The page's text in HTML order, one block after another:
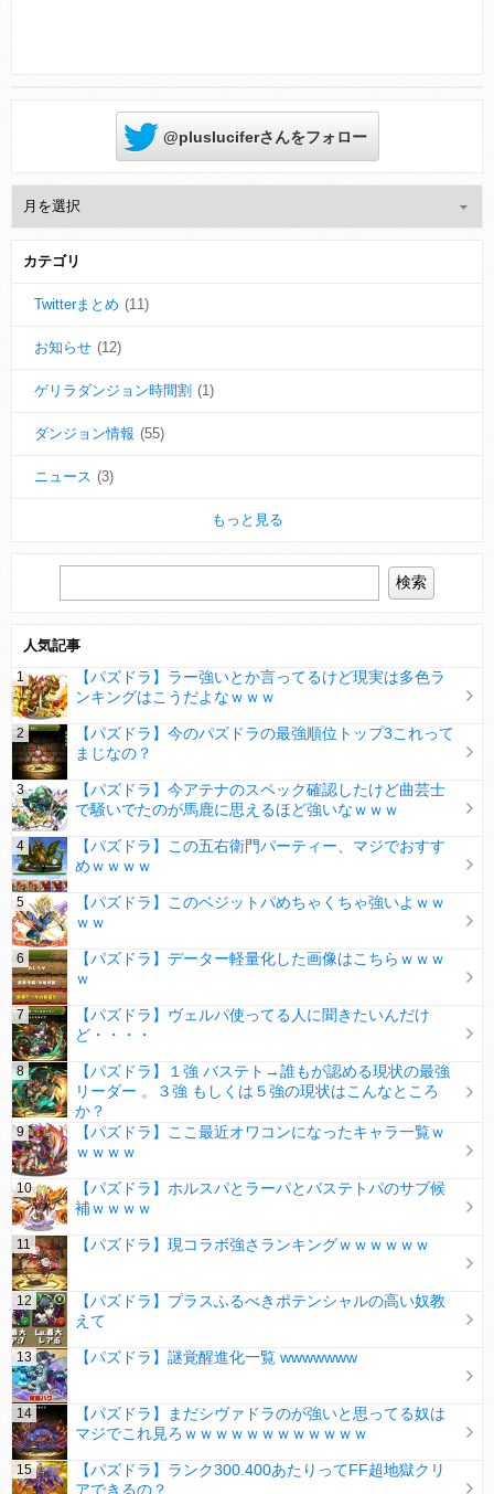
@plusluciferさんをフォロー
カテゴリ
Twitterまとめ (11)
お知らせ (12)
ゲリラダンジョン時間割 (1)
ダンジョン情報 (55)
ニュース (3)
もっと見る
人気記事
【パズドラ】ラー強いとか言ってるけど現実は多色ラ
ンキングはこうだよなｗｗｗ
【パズドラ】今のパズドラの最強順位トップ3これって
まじなの？
【パズドラ】今アテナのスペック確認したけど曲芸士
で騒いでたのが馬鹿に思えるほど強いなｗｗｗ
【パズドラ】この五右衛門パーティー、マジでおすす
めｗｗｗｗ
【パズドラ】このベジットパめちゃくちゃ強いよｗｗ
ｗｗ
【パズドラ】データー軽量化した画像はこちらｗｗｗ
ｗ
【パズドラ】ヴェルパ使ってる人に聞きたいんだけ
ど・・・・
【パズドラ】１強 バステト→誰もが認める現状の最強
リーダー 。３強 もしくは５強の現状はこんなところ
か？
【パズドラ】ここ最近オワコンになったキャラ一覧ｗ
ｗｗｗｗ
【パズドラ】ホルスパとラーパとバステトパのサブ候
補ｗｗｗｗ
【パズドラ】現コラボ強さランキングｗｗｗｗｗｗ
【パズドラ】プラスふるべきポテンシャルの高い奴教
えて
【パズドラ】謎覚醒進化一覧 wwwwwww
【パズドラ】まだシヴァドラのが強いと思ってる奴は
マジでこれ見ろｗｗｗｗｗｗｗｗｗｗｗｗ
【パズドラ】ランク300.400あたりってFF超地獄クリ
アできるの？